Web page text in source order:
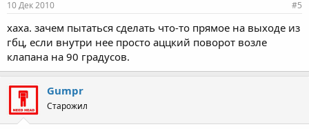
10 Дек 2010 #5
хаха. зачем пытаться сделать что-то прямое на выходе из
гбц, если внутри нее просто аццкий поворот возле
клапана на 90 градусов.
Gumpr
Старожил